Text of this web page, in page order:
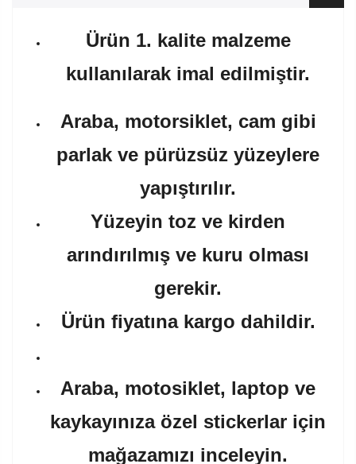
Ürün 1. kalite malzeme
kullanılarak imal edilmiştir.
Araba, motorsiklet, cam gibi
parlak ve pürüzsüz yüzeylere
yapıştırılır.
Yüzeyin toz ve kirden
arındırılmış ve kuru olması
gerekir.
Ürün fiyatına kargo dahildir.
Araba, motosiklet, laptop ve
kaykayınıza özel stickerlar için
mağazamızı inceleyin.